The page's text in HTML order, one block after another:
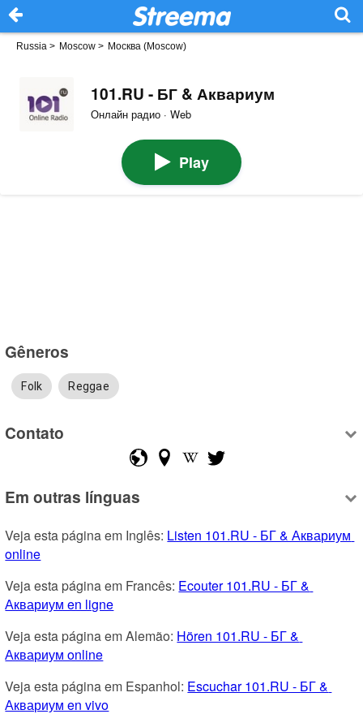
Russia > Moscow > Москва (Moscow)
101.RU - БГ & Аквариум
Онлайн радио · Web
Play
Gêneros
Folk Reggae
Contato
Em outras línguas
Veja esta página em Inglês: Listen 101.RU - БГ & Аквариум
online
Veja esta página em Francês: Ecouter 101.RU - БГ &
Аквариум en ligne
Veja esta página em Alemão: Hören 101.RU - БГ &
Аквариум online
Veja esta página em Espanhol: Escuchar 101.RU - БГ &
Аквариум en vivo